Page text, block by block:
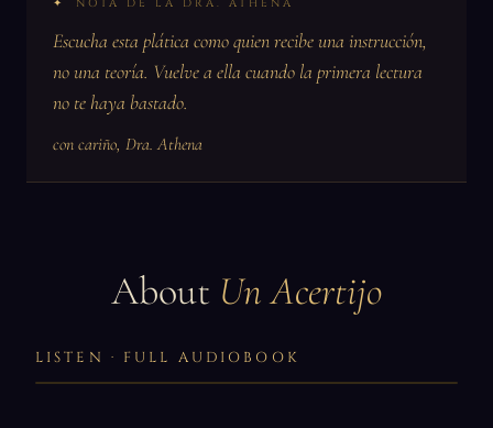
NOTA DE LA DRA. ATHENA
Escucha esta plática como quien recibe una instrucción,
no una teoría. Vuelve a ella cuando la primera lectura
no te haya bastado.
con cariño, Dra. Athena
About Un Acertijo
LISTEN · FULL AUDIOBOOK